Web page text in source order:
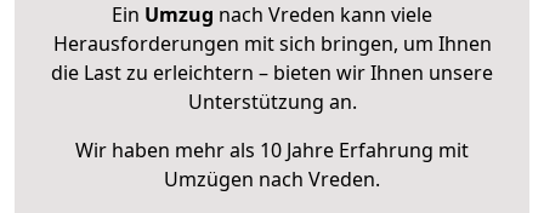
Ein Umzug nach Vreden kann viele
Herausforderungen mit sich bringen, um Ihnen
die Last zu erleichtern – bieten wir Ihnen unsere
Unterstützung an.
Wir haben mehr als 10 Jahre Erfahrung mit
Umzügen nach Vreden.